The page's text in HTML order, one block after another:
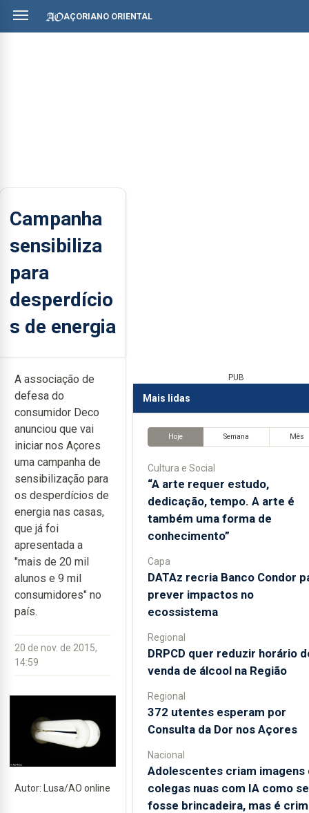
AÇORIANO ORIENTAL
Campanha
sensibiliza
para
desperdício
s de energia
A associação de
defesa do
consumidor Deco
anunciou que vai
iniciar nos Açores
uma campanha de
sensibilização para
os desperdícios de
energia nas casas,
que já foi
apresentada a
"mais de 20 mil
alunos e 9 mil
consumidores" no
país.
20 de nov. de 2015,
14:59
Autor: Lusa/AO online
PUB
Mais lidas
Hoje Semana Mês
Cultura e Social
“A arte requer estudo,
dedicação, tempo. A arte é
também uma forma de
conhecimento”
Capa
DATAz recria Banco Condor
prever impactos no
ecossistema
Regional
DRPCD quer reduzir horário
venda de álcool na Região
Regional
372 utentes esperam por
Consulta da Dor nos Açores
Nacional
Adolescentes criam imagens
colegas nuas com IA como se
fosse brincadeira, mas é